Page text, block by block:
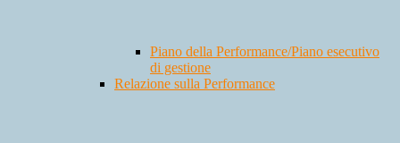
Piano della Performance/Piano esecutivo
di gestione
Relazione sulla Performance